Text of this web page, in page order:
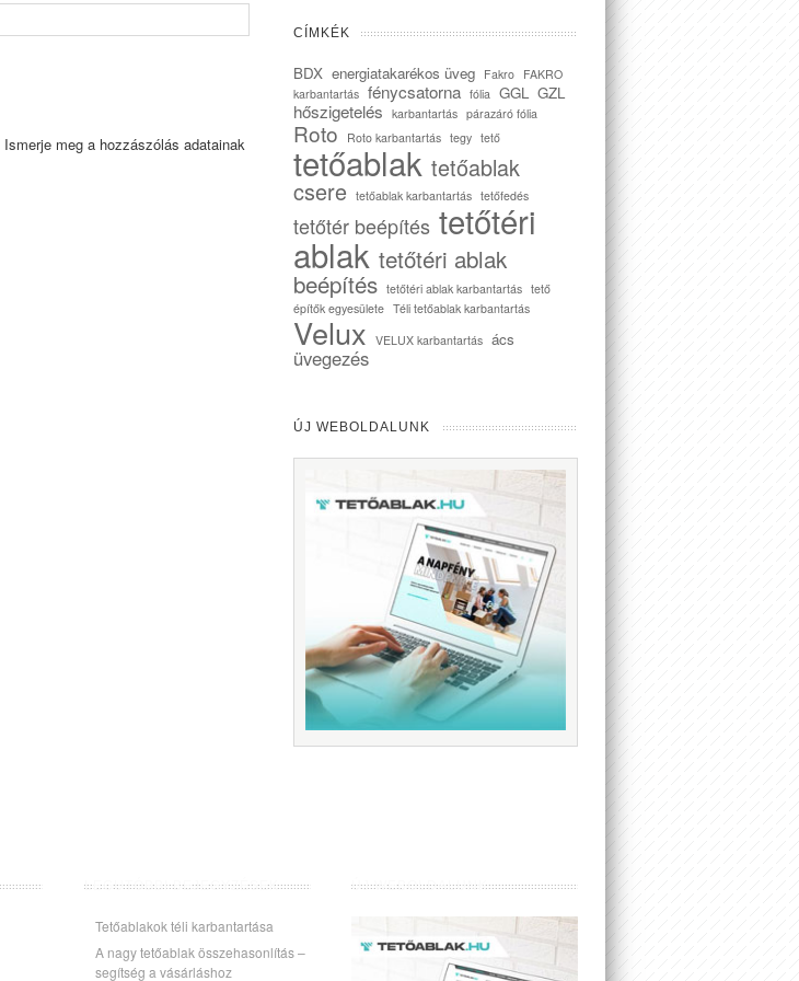
Ismerje meg a hozzászólás adatainak
CÍMKÉK
BDX energiatakarékos üveg Fakro FAKRO
karbantartás fénycsatorna fólia GGL GZL
hőszigetelés karbantartás párazáró fólia
Roto Roto karbantartás tegy tető
tetőablak tetőablak
csere tetőablak karbantartás tetőfedés
tetőtér beépítés tetőtéri
ablak tetőtéri ablak
beépítés tetőtéri ablak karbantartás tető
építők egyesülete Téli tetőablak karbantartás
Velux VELUX karbantartás ács
üvegezés
ÚJ WEBOLDALUNK
LEGUTÓBBI BEJEGYZÉSEK
Tetőablakok téli karbantartása
A nagy tetőablak összehasonlítás –
segítség a vásárláshoz
ÚJ WEBOLDALUNK